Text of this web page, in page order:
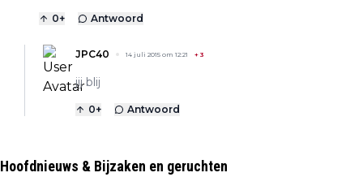
0+ Antwoord
JPC40 14 juli 2015 om 12:21 + 3
jij blij
0+ Antwoord
Hoofdnieuws & Bijzaken en geruchten